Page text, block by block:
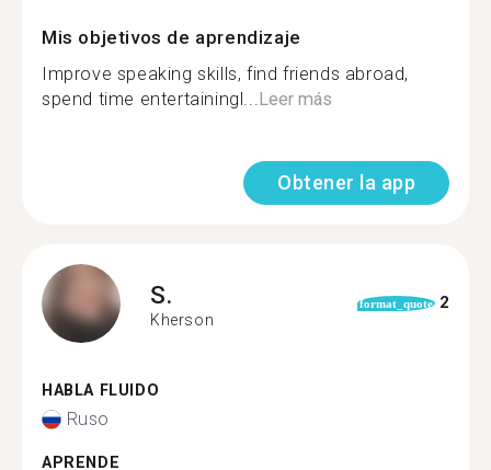
Mis objetivos de aprendizaje
Improve speaking skills, find friends abroad,
spend time entertainingl... Leer más
Obtener la app
S.
Kherson
format_quote 2
HABLA FLUIDO
Ruso
APRENDE